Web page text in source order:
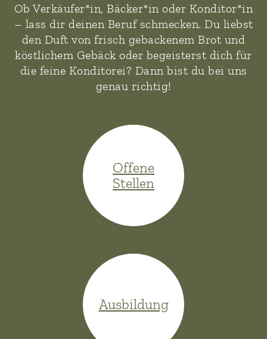
Ob Verkäufer*in, Bäcker*in oder Konditor*in
– lass dir deinen Beruf schmecken. Du liebst
den Duft von frisch gebackenem Brot und
köstlichem Gebäck oder begeisterst dich für
die feine Konditorei? Dann bist du bei uns
genau richtig!
Offene
Stellen
Ausbildung